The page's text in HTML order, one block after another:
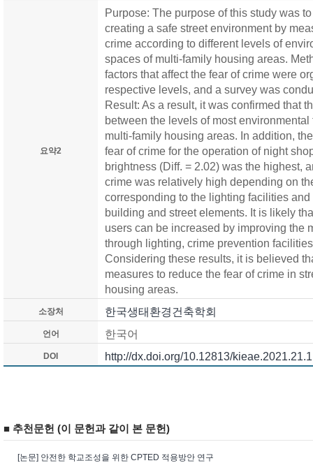
요약2
Purpose: The purpose of this study was
creating a safe street environment by
crime according to different levels of
spaces of multi-family housing areas.
factors that affect the fear of crime were
respective levels, and a survey was
Result: As a result, it was confirmed that
between the levels of most
multi-family housing areas. In addition,
fear of crime for the operation of night
brightness (Diff. = 2.02) was the highest,
crime was relatively high depending on
corresponding to the lighting facilities
building and street elements. It is likely
users can be increased by improving the
through lighting, crime prevention
Considering these results, it is believed
measures to reduce the fear of crime in
housing areas.
소장처 한국생태환경건축학회
언어 한국어
DOI http://dx.doi.org/10.12813/
■ 추천문헌 (이 문헌과 같이 본 문헌)
[논문] 안전한 학교조성을 위한 CPTED 적용방안 연구